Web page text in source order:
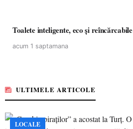
Toalete inteligente, eco și reîncărcabile
acum 1 saptamana
ULTIMELE ARTICOLE
LOCALE